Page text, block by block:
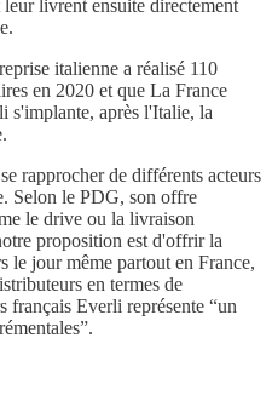
livrent ensuite directement
italienne a réalisé 110
en 2020 et que La France
s'implante, après l'Italie, la
rapprocher de différents acteurs
Selon le PDG, son offre
le drive ou la livraison
proposition est d'offrir la
le jour même partout en France,
en termes de
français Everli représente “un